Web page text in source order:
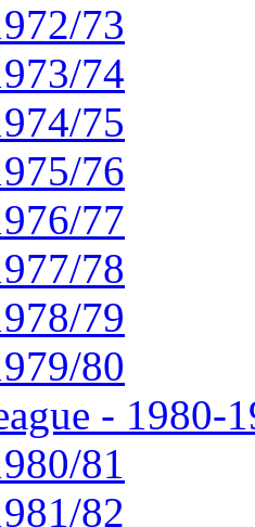
73
74
75
76
77
78
79
80
- 1980-
81
82